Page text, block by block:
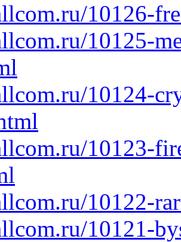
10126-
10125-
10124-
10123-
10122-
10121-